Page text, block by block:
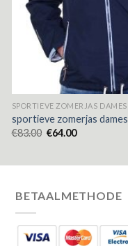
SPORTIEVE ZOMERJAS DAMES
sportieve zomerjas dames
€83.00 €64.00
BETAALMETHODE